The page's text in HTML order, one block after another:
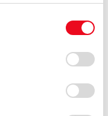
トの使用を続行する
保存されることに同
ー)のオプトアウト、
たっては、当社の
ついて
」をご覧くだ